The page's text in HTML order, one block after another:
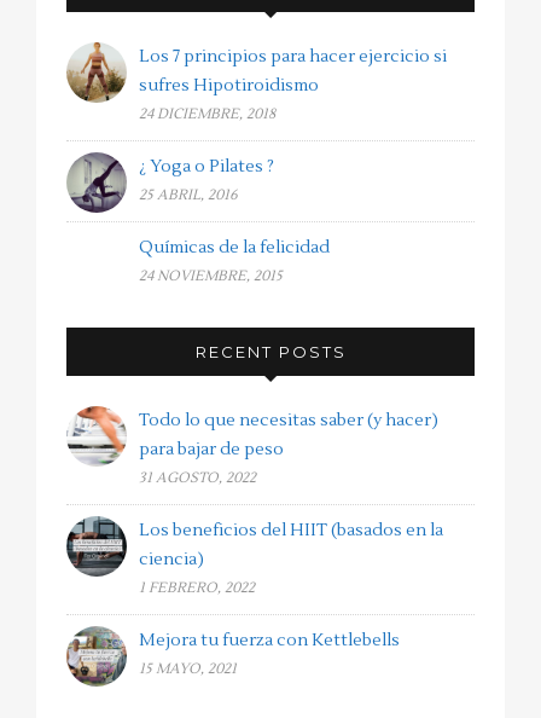
Los 7 principios para hacer ejercicio si
sufres Hipotiroidismo
24 DICIEMBRE, 2018
¿ Yoga o Pilates ?
25 ABRIL, 2016
Químicas de la felicidad
24 NOVIEMBRE, 2015
RECENT POSTS
Todo lo que necesitas saber (y hacer)
para bajar de peso
31 AGOSTO, 2022
Los beneficios del HIIT (basados en la
ciencia)
1 FEBRERO, 2022
Mejora tu fuerza con Kettlebells
15 MAYO, 2021